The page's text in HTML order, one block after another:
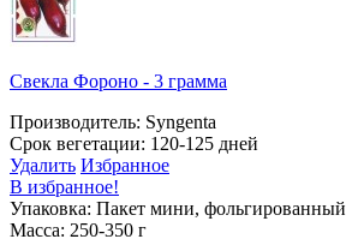
Свекла Фороно - 3 грамма
Производитель: Syngenta
Срок вегетации: 120-125 дней
Удалить Избранное
В избранное!
Упаковка: Пакет мини, фольгированный
Масса: 250-350 г